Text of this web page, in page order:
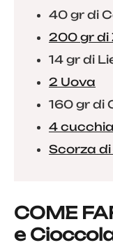
40 gr di
200 gr di
14 gr di
2 Uova
160 gr di
4
Scorza
COME
e